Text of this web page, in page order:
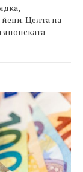
Целта на
японската